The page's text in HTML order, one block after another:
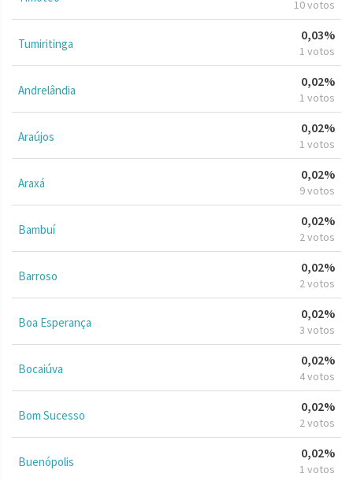
10 votos
Tumiritinga
0,03%
1 votos
Andrelândia
0,02%
1 votos
Araújos
0,02%
1 votos
Araxá
0,02%
9 votos
Bambuí
0,02%
2 votos
Barroso
0,02%
2 votos
Boa Esperança
0,02%
3 votos
Bocaiúva
0,02%
4 votos
Bom Sucesso
0,02%
2 votos
Buenópolis
0,02%
1 votos